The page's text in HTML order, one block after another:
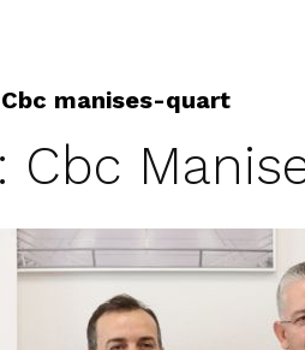
Cbc manises-quart
Cbc